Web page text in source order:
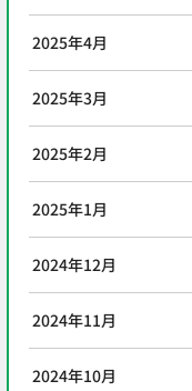
2025年4月
2025年3月
2025年2月
2025年1月
2024年12月
2024年11月
2024年10月